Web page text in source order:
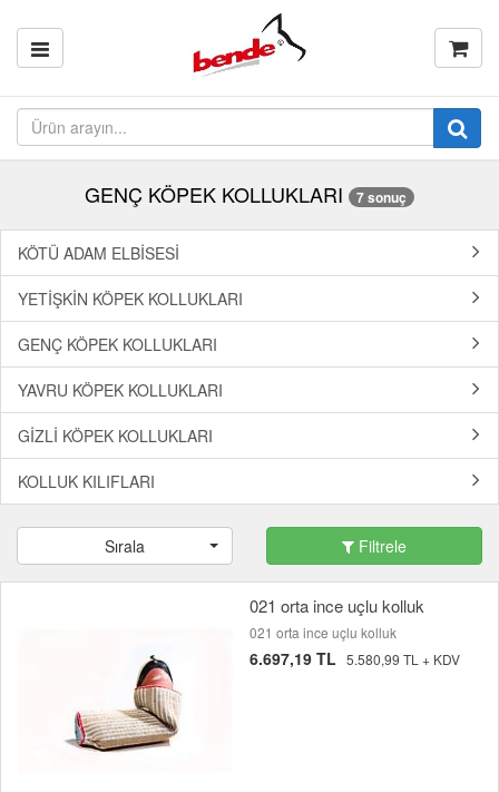
GENÇ KÖPEK KOLLUKLARI 7 sonuç
KÖTÜ ADAM ELBİSESİ
YETİŞKİN KÖPEK KOLLUKLARI
GENÇ KÖPEK KOLLUKLARI
YAVRU KÖPEK KOLLUKLARI
GİZLİ KÖPEK KOLLUKLARI
KOLLUK KILIFLARI
Sırala Filtrele
021 orta ince uçlu kolluk
021 orta ince uçlu kolluk
6.697,19 TL 5.580,99 TL + KDV